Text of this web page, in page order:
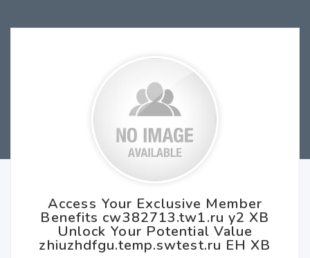
Access Your Exclusive Member
Benefits cw382713.tw1.ru y2 XB
Unlock Your Potential Value
zhiuzhdfgu.temp.swtest.ru EH XB